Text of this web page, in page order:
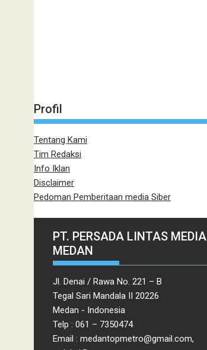
Profil
Tentang Kami
Tim Redaksi
Info Iklan
Disclaimer
Pedoman Pemberitaan media Siber
PT. PERSADA LINTAS MEDIA
MEDAN
Jl. Denai / Rawa No. 221 – B
Tegal Sari Mandala II 20226
Medan - Indonesia
Telp : 061 – 7350474
Email : medantopmetro@gmail.com,